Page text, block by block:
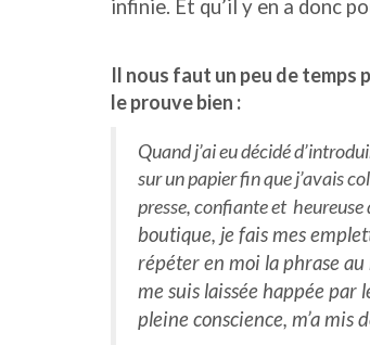
infinie. Et qu’il y en a donc
Il nous faut un peu de
le prouve bien :
Quand j’ai eu décidé
sur un papier fin que j’avais
presse, confiante et heureuse
boutique, je fais mes
répéter en moi la phrase
me suis laissée happée par
pleine conscience, m’a